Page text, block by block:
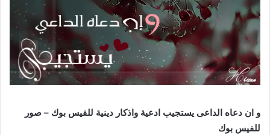
و ان دعاه الداعى يستجيب ادعية واذكار دينية للفيس بوك – صور
للفيس بوك